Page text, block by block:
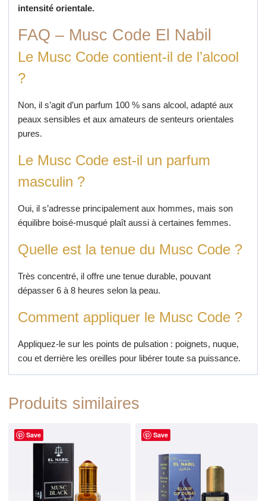
intensité orientale.
FAQ – Musc Code El Nabil
Le Musc Code contient-il de l’alcool
?
Non, il s’agit d’un parfum 100 % sans alcool, adapté aux
peaux sensibles et aux amateurs de senteurs orientales
pures.
Le Musc Code est-il un parfum
masculin ?
Oui, il s’adresse principalement aux hommes, mais son
équilibre boisé-musqué plaît aussi à certaines femmes.
Quelle est la tenue du Musc Code ?
Très concentré, il offre une tenue durable, pouvant
dépasser 6 à 8 heures selon la peau.
Comment appliquer le Musc Code ?
Appliquez-le sur les points de pulsation : poignets, nuque,
cou et derrière les oreilles pour libérer toute sa puissance.
Produits similaires
Save Save